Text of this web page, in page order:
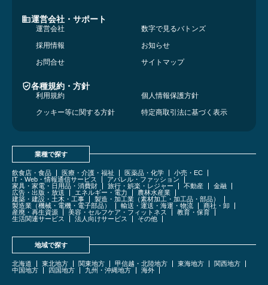
運営会社・サポート
運営会社
数字で見るバトンズ
採用情報
お知らせ
お問合せ
サイトマップ
各種規約・方針
利用規約
個人情報保護方針
クッキー等に関する方針
特定商取引法に基づく表示
業種で探す
飲食店・食品 医療・介護・福祉 医薬品・化学
小売・EC
IT・Web・情報通信サービス
アパレル・ファッション
家具・家電・日用品・消費財
旅行・娯楽・レジャー 不動産
金融
広告・出版・放送
エネルギー・電力
農林水産業
建築・建設・土木・工事
製造・加工業（素材加工・加工品・部品）
製造業（機械・電機・電子部品）
輸送・運送・海運・物流
商社・卸
産廃・再生資源
美容・セルフケア・フィットネス
教育・保育
生活関連サービス
法人向けサービス その他
地域で探す
北海道 東北地方 関東地方 甲信越・北陸地方 東海地方
関西地方
中国地方
四国地方 九州・沖縄地方 海外